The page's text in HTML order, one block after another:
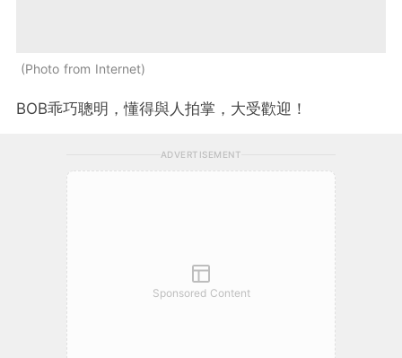
Photo from Internet
BOB乖巧聰明，懂得與人拍掌，大受歡迎！
ADVERTISEMENT
Sponsored Content